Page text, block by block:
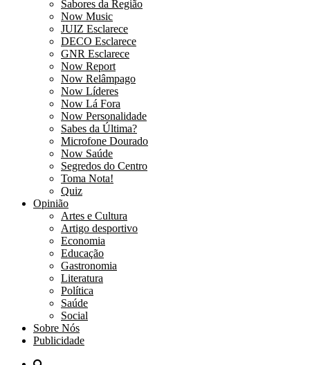
Sabores da Região
Now Music
JUIZ Esclarece
DECO Esclarece
GNR Esclarece
Now Report
Now Relâmpago
Now Líderes
Now Lá Fora
Now Personalidade
Sabes da Última?
Microfone Dourado
Now Saúde
Segredos do Centro
Toma Nota!
Quiz
Opinião
Artes e Cultura
Artigo desportivo
Economia
Educação
Gastronomia
Literatura
Política
Saúde
Social
Sobre Nós
Publicidade